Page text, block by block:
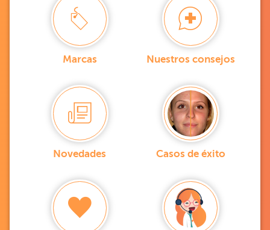
Marcas Nuestros consejos
Novedades Casos de éxito